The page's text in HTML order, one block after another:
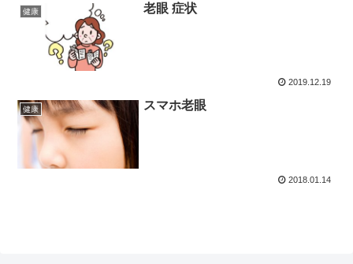
健康 老眼 症状
2019.12.19
健康 スマホ老眼
2018.01.14